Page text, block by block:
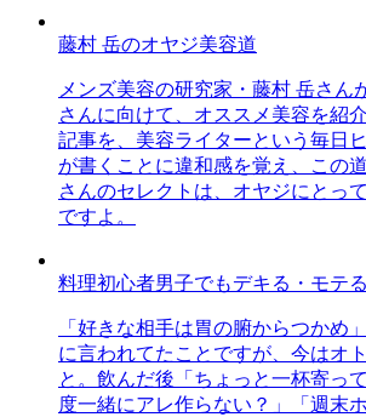
藤村 岳のオヤジ美容道
メンズ美容の研究家・藤村 岳さん
さんに向けて、オススメ美容を紹
記事を、美容ライターという毎日
が書くことに違和感を覚え、この
さんのセレクトは、オヤジにとっ
ですよ。
料理初心者男子でもデキる・モテ
「好きな相手は胃の腑からつかめ
に言われてたことですが、今はオ
と。飲んだ後「ちょっと一杯寄っ
度一緒にアレ作らない？」「週末